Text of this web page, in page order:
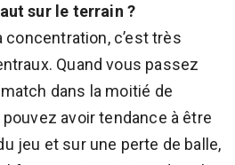
sur le terrain ?
concentration, c’est très
Quand vous passez
dans la moitié de
avoir tendance à être
jeu et sur une perte de balle,